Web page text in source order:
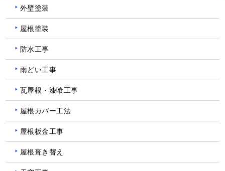
外壁塗装
屋根塗装
防水工事
雨どい工事
瓦屋根・漆喰工事
屋根カバー工法
屋根板金工事
屋根葺き替え